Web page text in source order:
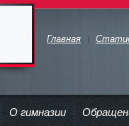
Главная
О гимназии